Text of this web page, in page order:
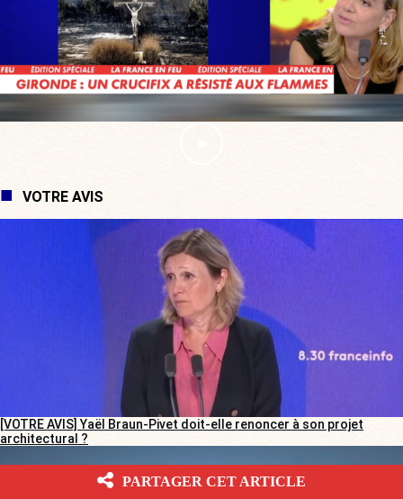
VOTRE AVIS
[VOTRE AVIS] Yaël Braun-Pivet doit-elle renoncer à son projet
architectural ?
PARTAGER CET ARTICLE